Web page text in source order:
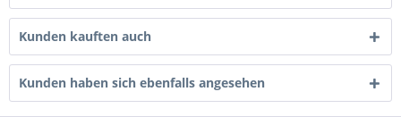
Kunden kauften auch
Kunden haben sich ebenfalls angesehen